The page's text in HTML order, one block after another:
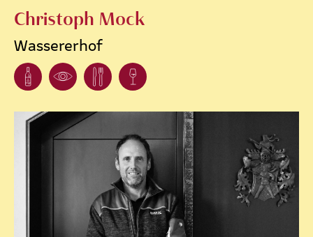
Christoph Mock
Wassererhof